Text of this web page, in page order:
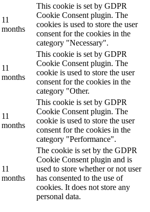
11
months
This cookie is set by GDPR
Cookie Consent plugin. The
cookies is used to store the user
consent for the cookies in the
category "Necessary".
11
months
This cookie is set by GDPR
Cookie Consent plugin. The
cookie is used to store the user
consent for the cookies in the
category "Other.
11
months
This cookie is set by GDPR
Cookie Consent plugin. The
cookie is used to store the user
consent for the cookies in the
category "Performance".
11
months
The cookie is set by the GDPR
Cookie Consent plugin and is
used to store whether or not user
has consented to the use of
cookies. It does not store any
personal data.